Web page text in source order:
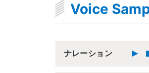
Voice
ナレーション